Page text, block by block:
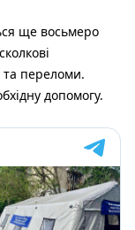
ще восьмеро
та переломи.
допомогу.